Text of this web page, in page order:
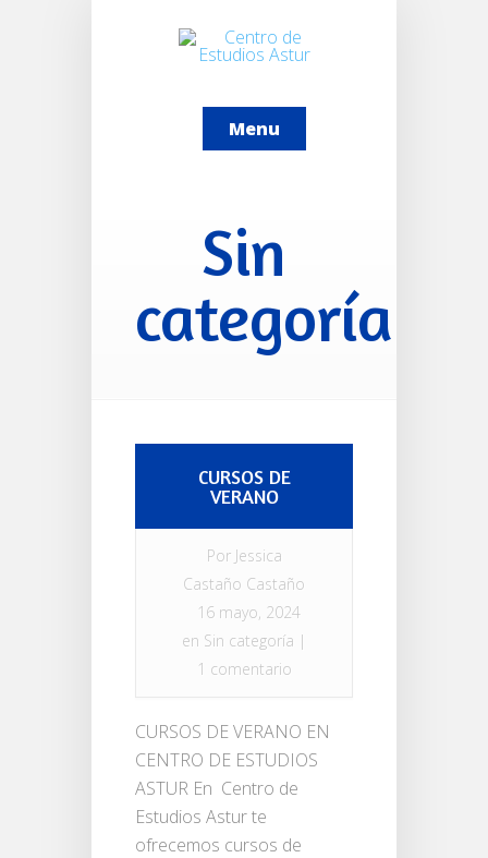
Menu
Sin
categoría
CURSOS DE
VERANO
Por Jessica
Castaño Castaño
16 mayo, 2024
en Sin categoría |
1 comentario
CURSOS DE VERANO EN
CENTRO DE ESTUDIOS
ASTUR En Centro de
Estudios Astur te
ofrecemos cursos de